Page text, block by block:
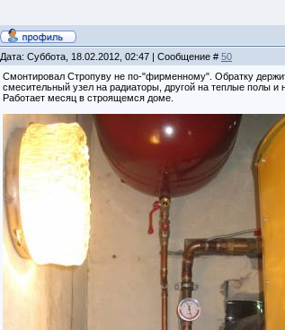
Дата: Суббота, 18.02.2012, 02:47 | Сообщение # 50
Смонтировал Стропуву не по-"фирменному". Обратку
смесительный узел на радиаторы, другой на теплые полы и
Работает месяц в строящемся доме.